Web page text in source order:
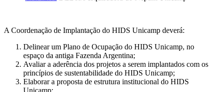
A Coordenação de Implantação do HIDS Unicamp deverá:
Delinear um Plano de Ocupação do HIDS Unicamp, no
espaço da antiga Fazenda Argentina;
Avaliar a aderência dos projetos a serem implantados com os
princípios de sustentabilidade do HIDS Unicamp;
Elaborar a proposta de estrutura institucional do HIDS
Unicamp;